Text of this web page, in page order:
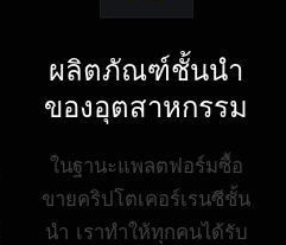
ผลิตภัณฑ์ชั้นนำ
ของอุตสาหกรรม
ในฐานะแพลตฟอร์มซื้อ
ขายคริปโตเคอร์เรนซีชั้น
นำ เราทำให้ทุกคนได้รับ